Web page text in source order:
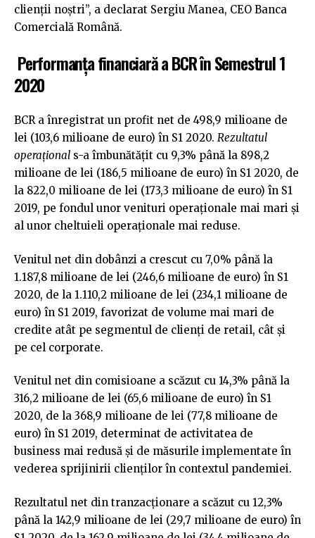
clienții noștri”, a declarat Sergiu Manea, CEO Banca
Comercială Română.
Performanța financiară a BCR în Semestrul 1
2020
BCR a înregistrat un profit net de 498,9 milioane de
lei (103,6 milioane de euro) în S1 2020. Rezultatul
operațional s-a îmbunătățit cu 9,3% până la 898,2
milioane de lei (186,5 milioane de euro) în S1 2020, de
la 822,0 milioane de lei (173,3 milioane de euro) în S1
2019, pe fondul unor venituri operaționale mai mari și
al unor cheltuieli operaționale mai reduse.
Venitul net din dobânzi a crescut cu 7,0% până la
1.187,8 milioane de lei (246,6 milioane de euro) în S1
2020, de la 1.110,2 milioane de lei (234,1 milioane de
euro) în S1 2019, favorizat de volume mai mari de
credite atât pe segmentul de clienți de retail, cât și
pe cel corporate.
Venitul net din comisioane a scăzut cu 14,3% până la
316,2 milioane de lei (65,6 milioane de euro) în S1
2020, de la 368,9 milioane de lei (77,8 milioane de
euro) în S1 2019, determinat de activitatea de
business mai redusă și de măsurile implementate în
vederea sprijinirii clienților în contextul pandemiei.
Rezultatul net din tranzacționare a scăzut cu 12,3%
până la 142,9 milioane de lei (29,7 milioane de euro) în